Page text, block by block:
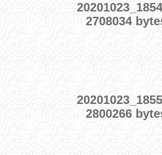
2708034
2800266